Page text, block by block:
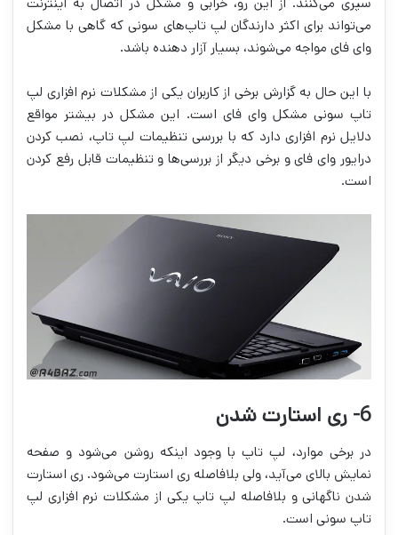
می‌تواند برای اکثر دارندگان لپ تاپ‌های سونی که گاهی با مشکل
وای فای مواجه می‌شوند، بسیار آزار دهنده باشد.
با این حال به گزارش برخی از کاربران یکی از مشکلات نرم افزاری لپ
تاپ سونی مشکل وای فای است. این مشکل در بیشتر مواقع
دلایل نرم افزاری دارد که با بررسی تنظیمات لپ تاپ، نصب کردن
درایور وای فای و برخی دیگر از بررسی‌ها و تنظیمات قابل رفع کردن
است.
6- ری استارت شدن
در برخی موارد، لپ تاپ با وجود اینکه روشن می‌شود و صفحه
نمایش بالای می‌آید، ولی بلافاصله ری استارت می‌شود. ری استارت
شدن ناگهانی و بلافاصله لپ تاپ یکی از مشکلات نرم افزاری لپ
تاپ سونی است.